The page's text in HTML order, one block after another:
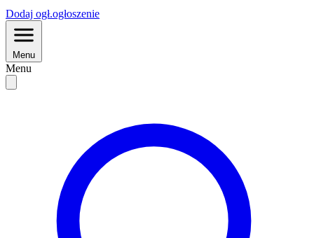
Dodaj ogł.ogłoszenie
Menu
Menu